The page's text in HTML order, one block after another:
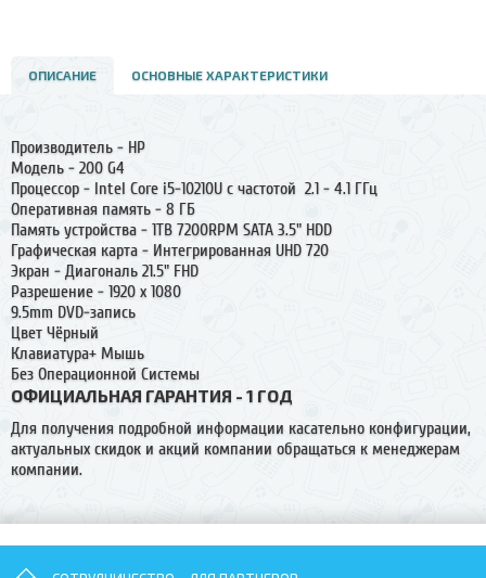
ОПИСАНИЕ ОСНОВНЫЕ ХАРАКТЕРИСТИКИ
Производитель - HP
Модель - 200 G4
Процессор - Intel Core i5-10210U с частотой 2.1 - 4.1 ГГц
Оперативная память - 8 ГБ
Память устройства - 1TB 7200RPM SATA 3.5" HDD
Графическая карта - Интегрированная UHD 720
Экран - Диагональ 21.5" FHD
Разрешение - 1920 x 1080
9.5mm DVD-запись
Цвет Чёрный
Клавиатура+ Мышь
Без Операционной Системы
ОФИЦИАЛЬНАЯ ГАРАНТИЯ - 1 ГОД
Для получения подробной информации касательно конфигурации,
актуальных скидок и акций компании обращаться к менеджерам
компании.